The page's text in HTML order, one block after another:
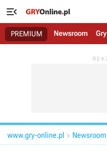

PREMIUM Newsroom Gry
www.gry-online.pl  Newsroom